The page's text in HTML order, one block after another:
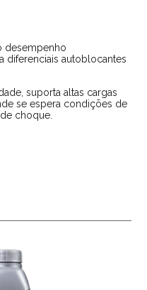
desempenho
diferenciais autoblocantes
suporta altas cargas
se espera condições de
choque.